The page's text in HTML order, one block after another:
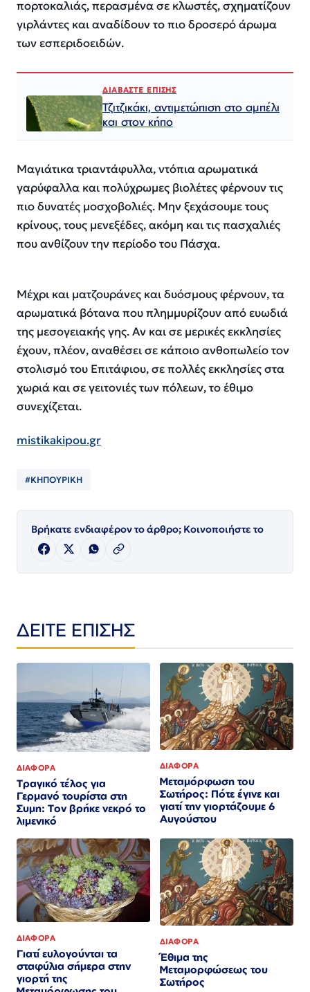
πορτοκαλιάς, περασμένα σε κλωστές, σχηματίζουν
γιρλάντες και αναδίδουν το πιο δροσερό άρωμα
των εσπεριδοειδών.
ΔΙΑΒΑΣΤΕ ΕΠΙΣΗΣ
Τζιτζικάκι, αντιμετώπιση στο αμπέλι
και στον κήπο
Mαγιάτικα τριαντάφυλλα, ντόπια αρωματικά
γαρύφαλλα και πολύχρωμες βιολέτες φέρνουν τις
πιο δυνατές μοσχοβολιές. Μην ξεχάσουμε τους
κρίνους, τους μενεξέδες, ακόμη και τις πασχαλιές
που ανθίζουν την περίοδο του Πάσχα.
Μέχρι και ματζουράνες και δυόσμους φέρνουν, τα
αρωματικά βότανα που πλημμυρίζουν από ευωδιά
της μεσογειακής γης. Αν και σε μερικές εκκλησίες
έχουν, πλέον, αναθέσει σε κάποιο ανθοπωλείο τον
στολισμό του Επιτάφιου, σε πολλές εκκλησίες στα
χωριά και σε γειτονιές των πόλεων, το έθιμο
συνεχίζεται.
mistikakipou.gr
#ΚΗΠΟΥΡΙΚΗ
Βρήκατε ενδιαφέρον το άρθρο; Κοινοποιήστε το
ΔΕΙΤΕ ΕΠΙΣΗΣ
ΔΙΑΦΟΡΑ
Τραγικό τέλος για
Γερμανό τουρίστα στη
Συμη: Τον βρήκε νεκρό το
λιμενικό
ΔΙΑΦΟΡΑ
Μεταμόρφωση του
Σωτήρος: Πότε έγινε και
γιατί την γιορτάζουμε 6
Αυγούστου
ΔΙΑΦΟΡΑ
Γιατί ευλογούνται τα
σταφύλια σήμερα στην
γιορτή της
ΔΙΑΦΟΡΑ
Έθιμα της
Μεταμορφώσεως του
Σωτήρος